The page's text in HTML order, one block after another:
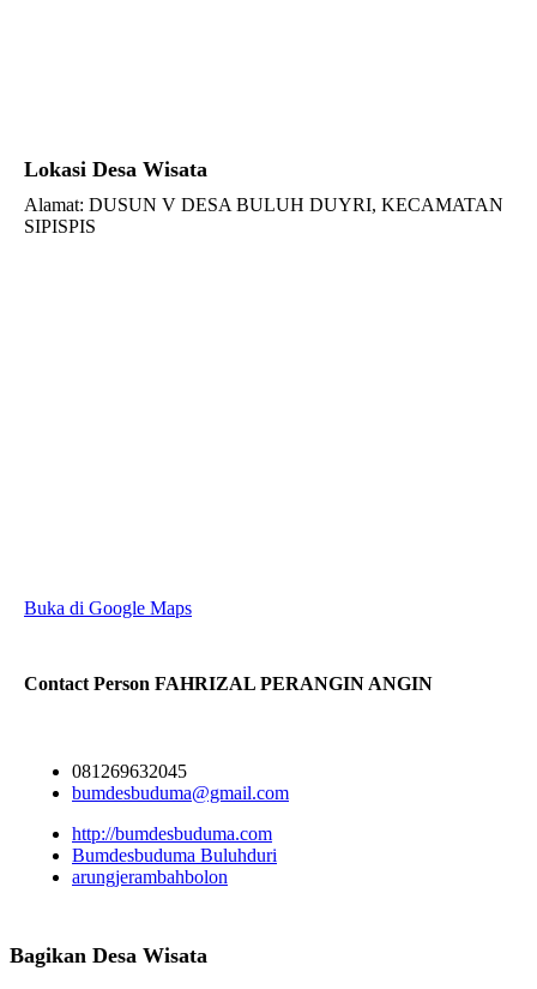
Lokasi Desa Wisata
Alamat: DUSUN V DESA BULUH DUYRI, KECAMATAN
SIPISPIS
Buka di Google Maps
Contact Person FAHRIZAL PERANGIN ANGIN
081269632045
bumdesbuduma@gmail.com
http://bumdesbuduma.com
Bumdesbuduma Buluhduri
arungjerambahbolon
Bagikan Desa Wisata